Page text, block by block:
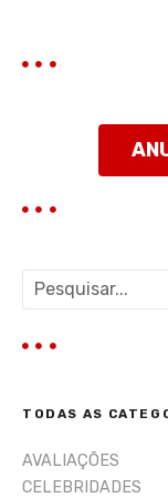
t
q
s
r
TODAS AS
AVALIAÇÕES
CELEBRIDADES